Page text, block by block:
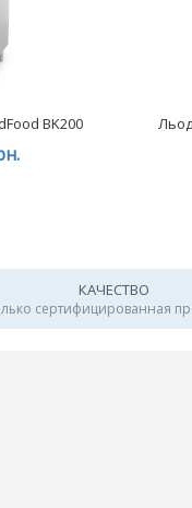
BK200
КАЧЕСТВО
сертифицированная